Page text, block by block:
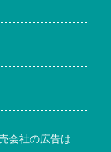
会社の広告は